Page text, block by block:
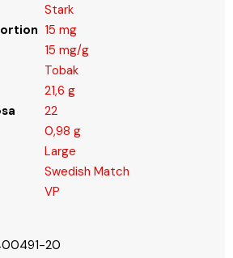
Stark
15 mg
15 mg/g
Tobak
21,6 g
22
0,98 g
Large
Swedish Match
VP
20